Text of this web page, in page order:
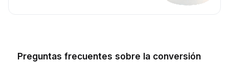
Preguntas frecuentes sobre la conversión